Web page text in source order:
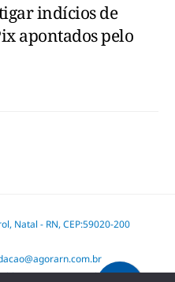
indícios de
apontados pelo
Natal - RN, CEP:59020-200